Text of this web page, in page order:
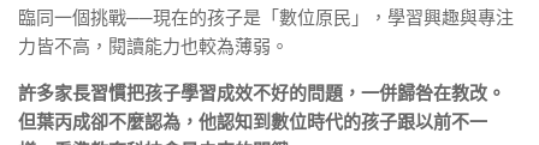
臨同一個挑戰──現在的孩子是「數位原民」，學習興趣與專注
力皆不高，閱讀能力也較為薄弱。
許多家長習慣把孩子學習成效不好的問題，一併歸咎在教改。
但葉丙成卻不麼認為，他認知到數位時代的孩子跟以前不一